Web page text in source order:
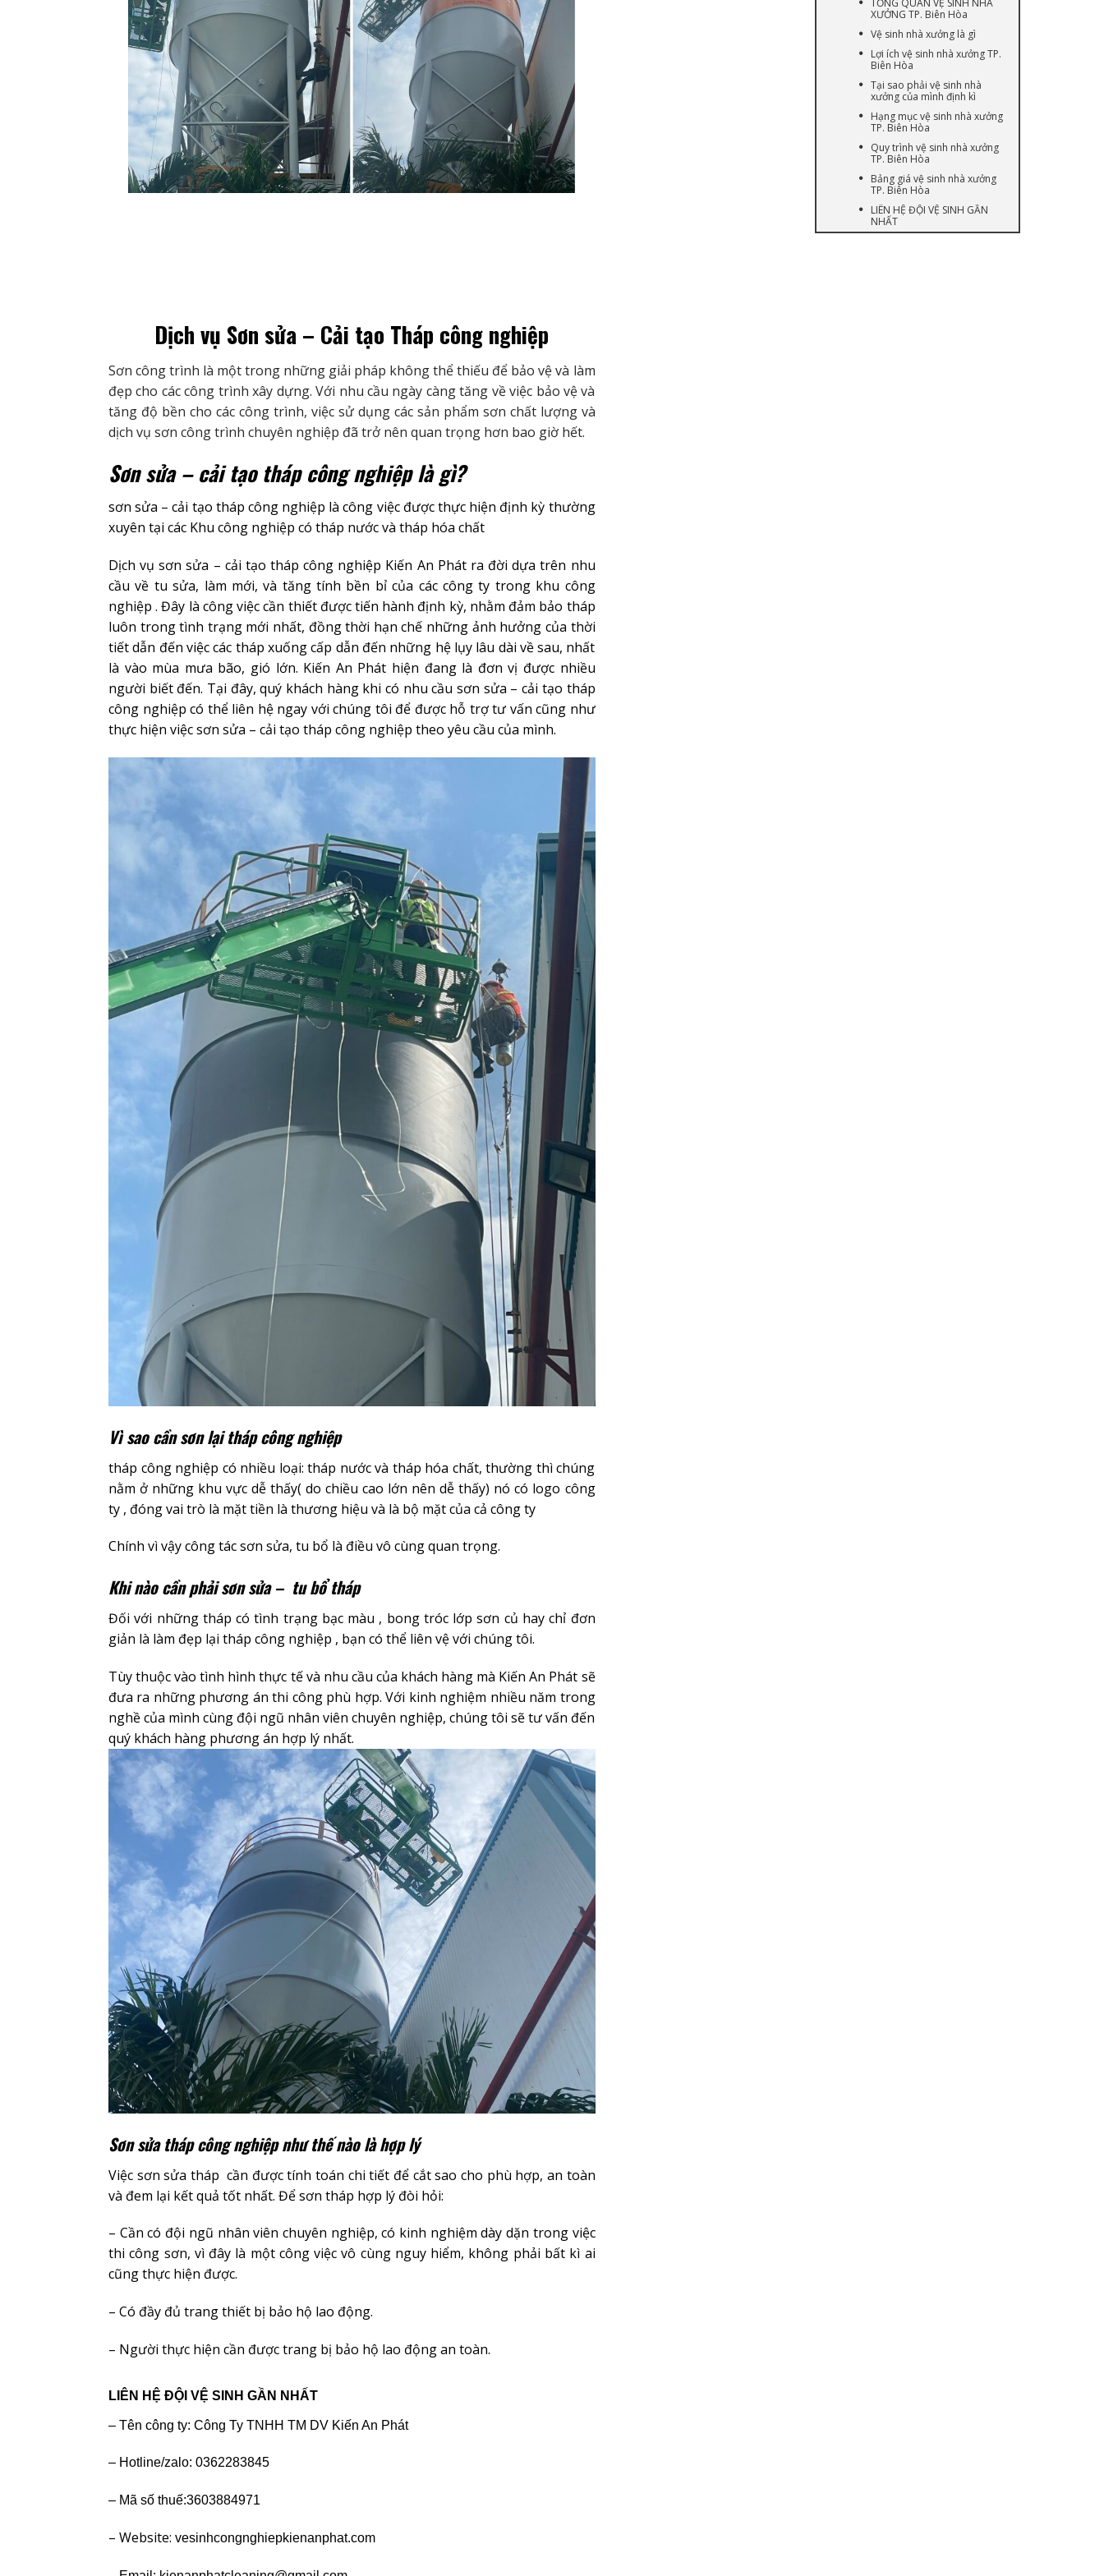
TỔNG QUAN VỆ SINH NHÀ
XƯỞNG TP. Biên Hòa
Vệ sinh nhà xưởng là gì
Lợi ích vệ sinh nhà xưởng TP.
Biên Hòa
Tại sao phải vệ sinh nhà
xưởng của mình định kì
Hạng mục vệ sinh nhà xưởng
TP. Biên Hòa
Quy trình vệ sinh nhà xưởng
TP. Biên Hòa
Bảng giá vệ sinh nhà xưởng
TP. Biên Hòa
LIÊN HỆ ĐỘI VỆ SINH GẦN
NHẤT
Dịch vụ Sơn sửa – Cải tạo Tháp công nghiệp
Sơn công trình là một trong những giải pháp không thể thiếu để bảo vệ và làm
đẹp cho các công trình xây dựng. Với nhu cầu ngày càng tăng về việc bảo vệ và
tăng độ bền cho các công trình, việc sử dụng các sản phẩm sơn chất lượng và
dịch vụ sơn công trình chuyên nghiệp đã trở nên quan trọng hơn bao giờ hết.
Sơn sửa – cải tạo tháp công nghiệp là gì?
sơn sửa – cải tạo tháp công nghiệp là công việc được thực hiện định kỳ thường
xuyên tại các Khu công nghiệp có tháp nước và tháp hóa chất
Dịch vụ sơn sửa – cải tạo tháp công nghiệp Kiến An Phát ra đời dựa trên nhu
cầu về tu sửa, làm mới, và tăng tính bền bỉ của các công ty trong khu công
nghiệp . Đây là công việc cần thiết được tiến hành định kỳ, nhằm đảm bảo tháp
luôn trong tình trạng mới nhất, đồng thời hạn chế những ảnh hưởng của thời
tiết dẫn đến việc các tháp xuống cấp dẫn đến những hệ lụy lâu dài về sau, nhất
là vào mùa mưa bão, gió lớn. Kiến An Phát hiện đang là đơn vị được nhiều
người biết đến. Tại đây, quý khách hàng khi có nhu cầu sơn sửa – cải tạo tháp
công nghiệp có thể liên hệ ngay với chúng tôi để được hỗ trợ tư vấn cũng như
thực hiện việc sơn sửa – cải tạo tháp công nghiệp theo yêu cầu của mình.
Vì sao cần sơn lại tháp công nghiệp
tháp công nghiệp có nhiều loại: tháp nước và tháp hóa chất, thường thì chúng
nằm ở những khu vực dễ thấy( do chiều cao lớn nên dễ thấy) nó có logo công
ty , đóng vai trò là mặt tiền là thương hiệu và là bộ mặt của cả công ty
Chính vì vậy công tác sơn sửa, tu bổ là điều vô cùng quan trọng.
Khi nào cần phải sơn sửa – tu bổ tháp
Đối với những tháp có tình trạng bạc màu , bong tróc lớp sơn củ hay chỉ đơn
giản là làm đẹp lại tháp công nghiệp , bạn có thể liên vệ với chúng tôi.
Tùy thuộc vào tình hình thực tế và nhu cầu của khách hàng mà Kiến An Phát sẽ
đưa ra những phương án thi công phù hợp. Với kinh nghiệm nhiều năm trong
nghề của mình cùng đội ngũ nhân viên chuyên nghiệp, chúng tôi sẽ tư vấn đến
quý khách hàng phương án hợp lý nhất.
Sơn sửa tháp công nghiệp như thế nào là hợp lý
Việc sơn sửa tháp cần được tính toán chi tiết để cắt sao cho phù hợp, an toàn
và đem lại kết quả tốt nhất. Để sơn tháp hợp lý đòi hỏi:
– Cần có đội ngũ nhân viên chuyên nghiệp, có kinh nghiệm dày dặn trong việc
thi công sơn, vì đây là một công việc vô cùng nguy hiểm, không phải bất kì ai
cũng thực hiện được.
– Có đầy đủ trang thiết bị bảo hộ lao động.
– Người thực hiện cần được trang bị bảo hộ lao động an toàn.
LIÊN HỆ ĐỘI VỆ SINH GẦN NHẤT
– Tên công ty: Công Ty TNHH TM DV Kiến An Phát
– Hotline/zalo: 0362283845
– Mã số thuế:3603884971
– Website: vesinhcongnghiepkienanphat.com